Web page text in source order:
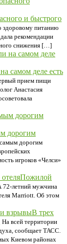
и быстрого
здоровому питанию
рекомендации
снижения […]
самом деле есть
прием пищи
Анастасия
дорогим
дорогим
игроков «Челси»
Пожилой
летний мужчина
Marriott. Об этом
В трех
На всей территории
сообщает ТАСС.
Киевом районах